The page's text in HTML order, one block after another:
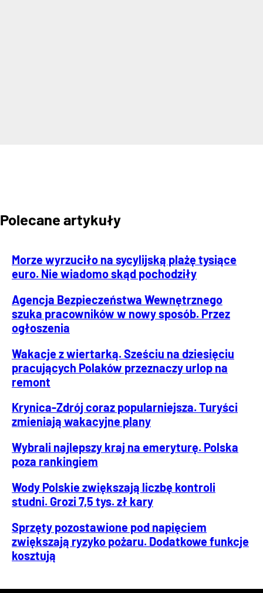
Polecane artykuły
Morze wyrzuciło na sycylijską plażę tysiące
euro. Nie wiadomo skąd pochodziły
Agencja Bezpieczeństwa Wewnętrznego
szuka pracowników w nowy sposób. Przez
ogłoszenia
Wakacje z wiertarką. Sześciu na dziesięciu
pracujących Polaków przeznaczy urlop na
remont
Krynica-Zdrój coraz popularniejsza. Turyści
zmieniają wakacyjne plany
Wybrali najlepszy kraj na emeryturę. Polska
poza rankingiem
Wody Polskie zwiększają liczbę kontroli
studni. Grozi 7,5 tys. zł kary
Sprzęty pozostawione pod napięciem
zwiększają ryzyko pożaru. Dodatkowe funkcje
kosztują